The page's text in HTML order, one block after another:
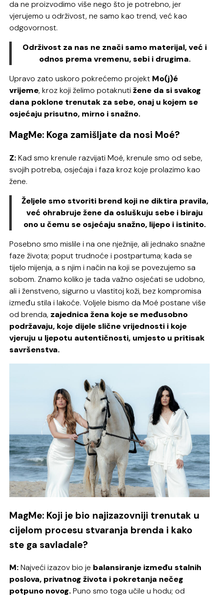
da ne proizvodimo više nego što je potrebno, jer
vjerujemo u održivost, ne samo kao trend, već kao
odgovornost.
Održivost za nas ne znači samo materijal, već i
odnos prema vremenu, sebi i drugima.
Upravo zato uskoro pokrećemo projekt Mo(j)é
vrijeme, kroz koji želimo potaknutižene da si svakog
dana poklone trenutak za sebe, onaj u kojem se
osjećaju prisutno, mirno i snažno.
MagMe: Koga zamišljate da nosi Moé?
Z:Kad smo krenule razvijati Moé, krenule smo od sebe,
svojih potreba, osjećaja i faza kroz koje prolazimo kao
žene.
Željele smo stvoriti brend koji ne diktira pravila,
već ohrabruje žene da osluškuju sebe i biraju
ono u čemu se osjećaju snažno, lijepo i istinito.
Posebno smo mislile i na one nježnije, ali jednako snažne
faze života; poput trudnoće i postpartuma; kada se
tijelo mijenja, a s njim i način na koji se povezujemo sa
sobom. Znamo koliko je tada važno osjećati se udobno,
ali i ženstveno, sigurno u vlastitoj koži, bez kompromisa
između stila i lakoće. Voljele bismo da Moé postane više
od brenda, zajednica žena koje se međusobno
podržavaju, koje dijele slične vrijednosti i koje
vjeruju u ljepotu autentičnosti, umjesto u pritisak
savršenstva.
MagMe: Koji je bio najizazovniji trenutak u
cijelom procesu stvaranja brenda i kako
ste ga savladale?
M:Najveći izazov bio je balansiranje između stalnih
poslova, privatnog života i pokretanja nečeg
potpuno novog.Puno smo toga učile u hodu; od